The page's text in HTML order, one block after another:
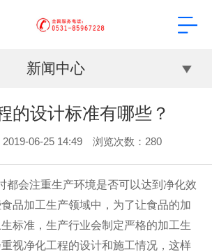
新闻中心
的设计标准有哪些？
2019-06-25 14:49 浏览次数： 280
都会注重生产环境是否可以达到净化效
品加工生产领域中，为了让食品的加
标准，生产行业会制定严格的加工生
视净化工程的设计和施工情况，这样